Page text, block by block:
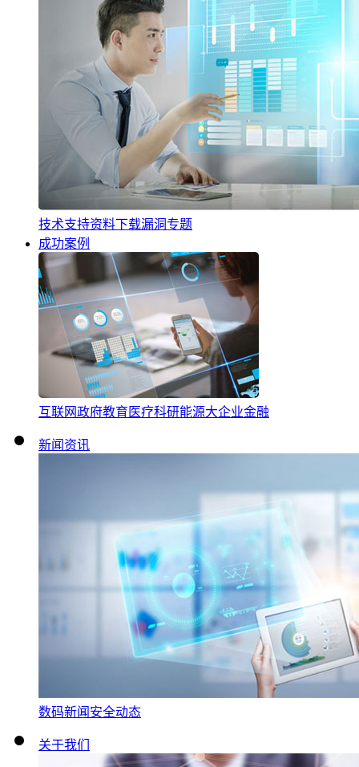
技术支持资料下载漏洞专题
成功案例
互联网政府教育 医疗科研能源大企业金融
新闻资讯
数码新闻 安全动态
关于我们